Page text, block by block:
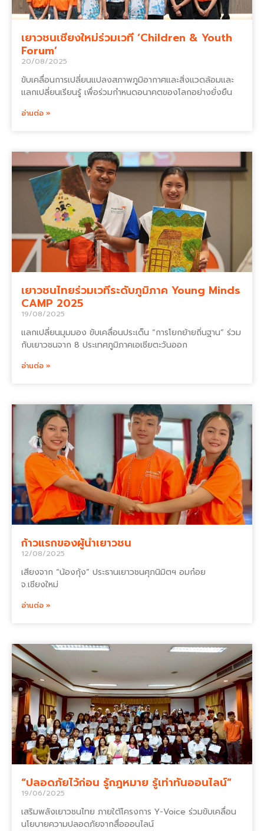
เยาวชนเชียงใหม่ร่วมเวที ‘Children & Youth
Forum’
20/08/2025
ขับเคลื่อนการเปลี่ยนแปลงสภาพภูมิอากาศและสิ่งแวดล้อมและ
แลกเปลี่ยนเรียนรู้ เพื่อร่วมกำหนดอนาคตของโลกอย่างยั่งยืน
อ่านต่อ »
เยาวชนไทยร่วมเวทีระดับภูมิภาค Young Minds
CAMP 2025
19/08/2025
แลกเปลี่ยนมุมมอง ขับเคลื่อนประเด็น “การโยกย้ายถิ่นฐาน” ร่วม
กับเยาวชนจาก 8 ประเทศภูมิภาคเอเชียตะวันออก
อ่านต่อ »
ก้าวแรกของผู้นำเยาวชน
12/08/2025
เสียงจาก “น้องกุ้ง” ประธานเยาวชนศุภนิมิตฯ อมก๋อย
จ.เชียงใหม่
อ่านต่อ »
“ปลอดภัยไว้ก่อน รู้กฎหมาย รู้เท่าทันออนไลน์”
19/06/2025
เสริมพลังเยาวชนไทย ภายใต้โครงการ Y-Voice ร่วมขับเคลื่อน
นโยบายความปลอดภัยจากสื่อออนไลน์